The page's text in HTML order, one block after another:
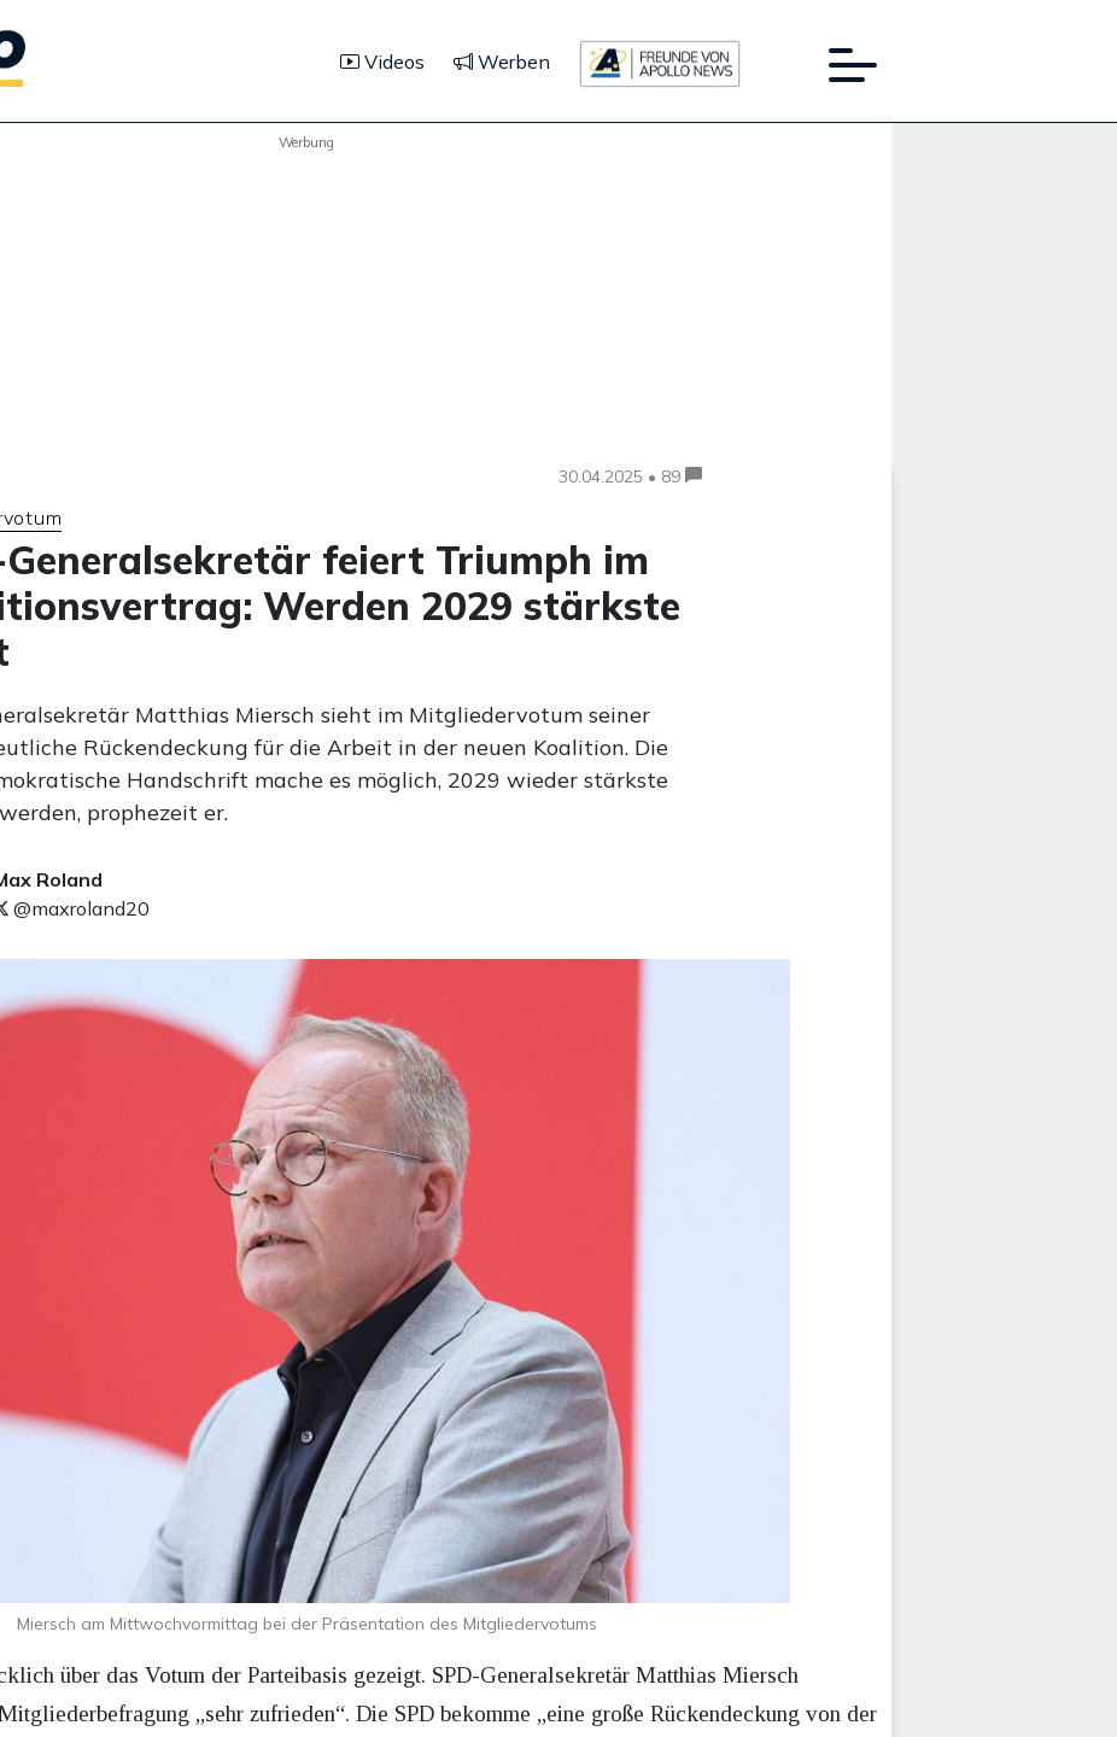
Videos Werben
Werbung
30.04.2025 • 89
Generalsekretär feiert Triumph im
Werden 2029 stärkste
Matthias Miersch sieht im Mitgliedervotum seiner
Rückendeckung für die Arbeit in der neuen Koalition. Die
Handschrift mache es möglich, 2029 wieder stärkste
prophezeit er.
Roland
@maxroland20
Miersch am Mittwochvormittag bei der Präsentation des Mitgliedervotums
über das Votum der Parteibasis gezeigt. SPD-Generalsekretär Matthias Miersch
„sehr zufrieden“. Die SPD bekomme „eine große Rückendeckung von der